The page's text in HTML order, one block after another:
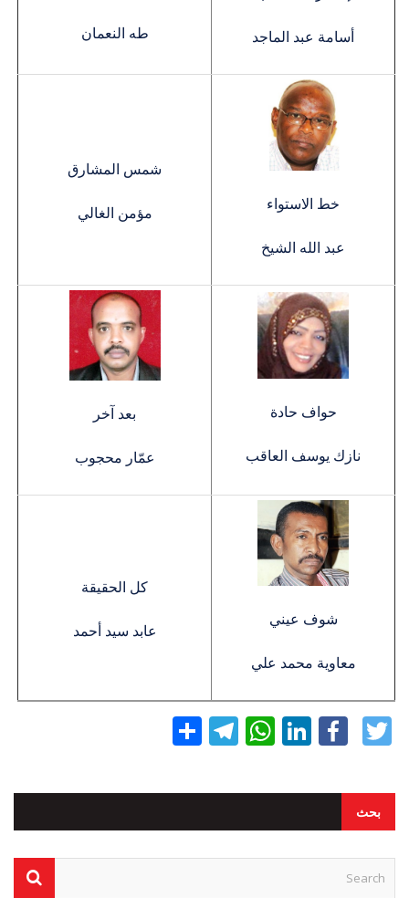
أسامة عبد الماجد طه النعمان
خط الاستواء
عبد الله الشيخ
شمس المشارق
مؤمن الغالي
حواف حادة
نازك يوسف العاقب
بعد آخر
عمّار محجوب
شوف عيني
معاوية محمد علي
كل الحقيقة
عابد سيد أحمد
Twitter
Facebook
LinkedIn
WhatsApp
Telegram
بحث